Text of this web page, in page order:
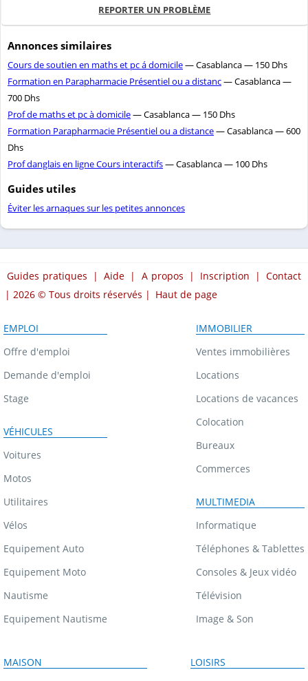
REPORTER UN PROBLÈME
Annonces similaires
Cours de soutien en maths et pc á domicile— Casablanca — 150 Dhs
Formation en Parapharmacie Présentiel ou a distanc— Casablanca —
700 Dhs
Prof de maths et pc à domicile— Casablanca — 150 Dhs
Formation Parapharmacie Présentiel ou a distance— Casablanca — 600
Dhs
Prof danglais en ligne Cours interactifs— Casablanca — 100 Dhs
Guides utiles
Éviter les arnaques sur les petites annonces
Guides pratiques | Aide | A propos | Inscription | Contact
| 2026 © Tous droits réservés | Haut de page
EMPLOI
Offre d'emploi
Demande d'emploi
Stage
VÉHICULES
Voitures
Motos
Utilitaires
Vélos
Equipement Auto
Equipement Moto
Nautisme
Equipement Nautisme
IMMOBILIER
Ventes immobilières
Locations
Locations de vacances
Colocation
Bureaux
Commerces
MULTIMEDIA
Informatique
Téléphones & Tablettes
Consoles & Jeux vidéo
Télévision
Image & Son
MAISON
LOISIRS